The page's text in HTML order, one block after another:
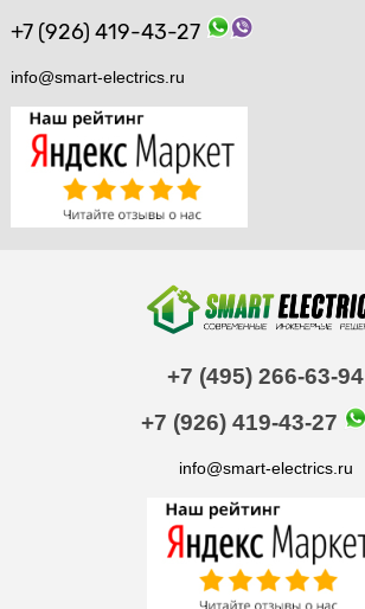
+7 (926) 419-43-27
info@smart-electrics.ru
+7 (495) 266-63-94
+7 (926) 419-43-27
info@smart-electrics.ru